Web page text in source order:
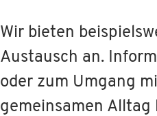
Wir bieten
Austausch an.
oder zum Umgang
gemeinsamen